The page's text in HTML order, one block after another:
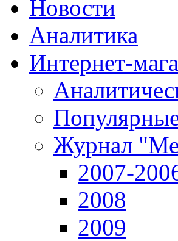
Новости
Аналитика
Интернет-
Журнал
2007-
2008
2009